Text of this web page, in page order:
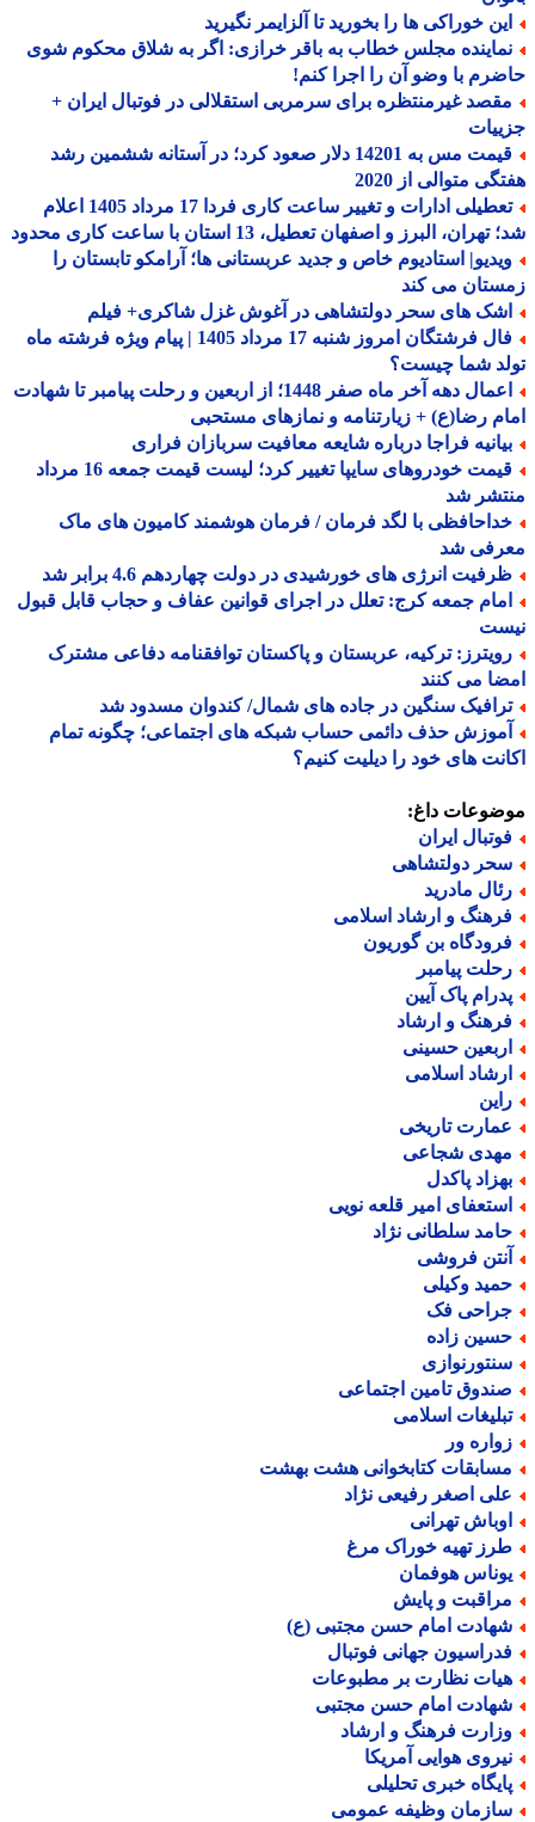
خوراکی ها را بخورید تا آلزایمر نگیرید
مجلس خطاب به باقر خرازی: اگر به شلاق محکوم شوی
با وضو آن را اجرا کنم!
غیرمنتظره برای سرمربی استقلالی در فوتبال ایران +
قیمت مس به 14201 دلار صعود کرد؛ در آستانه ششمین رشد
متوالی از 2020
تعطیلی ادارات و تغییر ساعت کاری فردا 17 مرداد 1405 اعلام
البرز و اصفهان تعطیل، 13 استان با ساعت کاری محدود
استادیوم خاص و جدید عربستانی ها؛ آرامکو تابستان را
می کند
های سحر دولتشاهی در آغوش غزل شاکری+ فیلم
فال فرشتگان امروز شنبه 17 مرداد 1405 | پیام ویژه فرشته ماه
شما چیست؟
اعمال دهه آخر ماه صفر 1448؛ از اربعین و رحلت پیامبر تا شهادت
رضا(ع) + زیارتنامه و نمازهای مستحبی
فراجا درباره شایعه معافیت سربازان فراری
قیمت خودروهای سایپا تغییر کرد؛ لیست قیمت جمعه 16 مرداد
شد
با لگد فرمان / فرمان هوشمند کامیون های ماک
شد
انرژی های خورشیدی در دولت چهاردهم 4.6 برابر شد
جمعه کرج: تعلل در اجرای قوانین عفاف و حجاب قابل قبول
ترکیه، عربستان و پاکستان توافقنامه دفاعی مشترک
می کنند
سنگین در جاده های شمال/ کندوان مسدود شد
حذف دائمی حساب شبکه های اجتماعی؛ چگونه تمام
های خود را دیلیت کنیم؟
داغ:
ایران
دولتشاهی
مادرید
و ارشاد اسلامی
بن گوریون
پیامبر
پاک آیین
و ارشاد
حسینی
اسلامی
تاریخی
شجاعی
پاکدل
امیر قلعه نویی
سلطانی نژاد
فروشی
وکیلی
فک
زاده
تامین اجتماعی
اسلامی
ور
کتابخوانی هشت بهشت
اصغر رفیعی نژاد
تهرانی
تهیه خوراک مرغ
هوفمان
و پایش
امام حسن مجتبی (ع)
جهانی فوتبال
نظارت بر مطبوعات
امام حسن مجتبی
فرهنگ و ارشاد
هوایی آمریکا
خبری تحلیلی
وظیفه عمومی